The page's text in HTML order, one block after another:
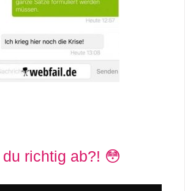
richtig ab?! 😳